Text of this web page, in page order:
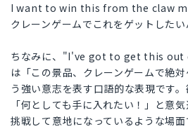
I want to win this from the claw
クレーンゲームでこれをゲットしたい
ちなみに、"I've got to get this
は「この景品、クレーンゲームで絶
う強い意志を表す口語的な表現です
「何としても手に入れたい！」と意
挑戦して意地になっているような場面